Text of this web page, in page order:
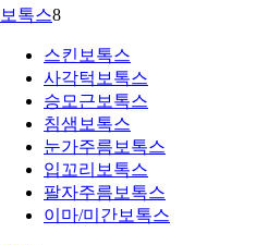
보톡스8
스킨보톡스
사각턱보톡스
승모근보톡스
침샘보톡스
눈가주름보톡스
입꼬리보톡스
팔자주름보톡스
이마/미간보톡스